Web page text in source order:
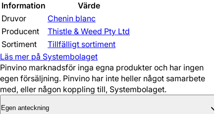
Information
Värde
Druvor
Chenin blanc
Producent
Thistle & Weed Pty Ltd
Sortiment
Tillfälligt sortiment
Läs mer på Systembolaget
Pinvino marknadsför inga egna produkter och har ingen
egen försäljning. Pinvino har inte heller något samarbete
med, eller någon koppling till, Systembolaget.
Egen anteckning